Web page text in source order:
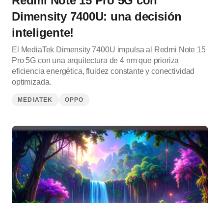
Dimensity 7400U: una decisión
inteligente!
El MediaTek Dimensity 7400U impulsa al Redmi Note 15
Pro 5G con una arquitectura de 4 nm que prioriza
eficiencia energética, fluidez constante y conectividad
optimizada.
MEDIATEK OPPO